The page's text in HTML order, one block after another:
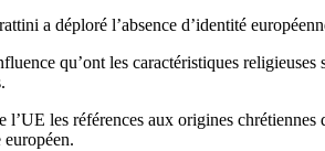
a déploré l’absence d’identité
qu’ont les caractéristiques
les références aux origines
européen.